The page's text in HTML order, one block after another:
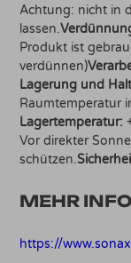
Achtung: nicht in
lassen.
Produkt ist
verdünnen)
Lagerung und
Raumtemperatur
Lagertemperatur:
Vor direkter
schützen.
MEHR
https://